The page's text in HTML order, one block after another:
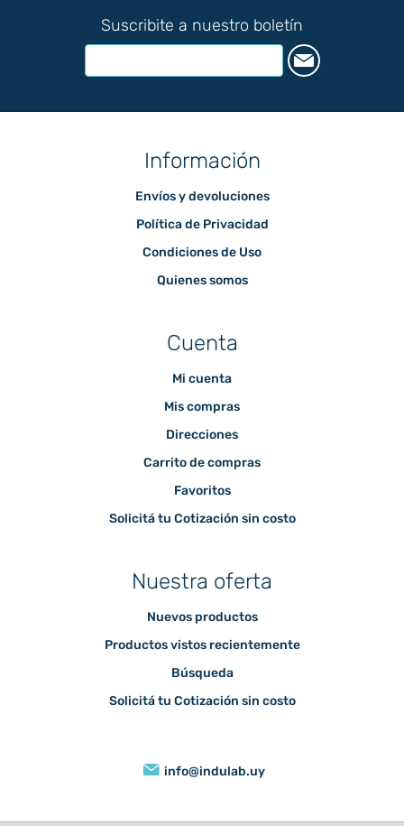
Suscribite a nuestro boletín
Información
Envíos y devoluciones
Política de Privacidad
Condiciones de Uso
Quienes somos
Cuenta
Mi cuenta
Mis compras
Direcciones
Carrito de compras
Favoritos
Solicitá tu Cotización sin costo
Nuestra oferta
Nuevos productos
Productos vistos recientemente
Búsqueda
Solicitá tu Cotización sin costo
info@indulab.uy